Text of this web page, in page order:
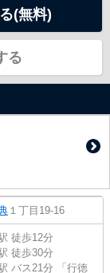
(無料)
る
１丁目19-16
徒歩12分
徒歩30分
バス21分 「行徳